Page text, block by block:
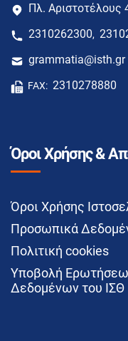
Πλ. Αριστοτέλους
2310262300,
grammatia@isth.gr
FAX: 2310278880
Όροι Χρήσης &
Όροι Χρήσης
Προσωπικά
Πολιτική cookies
Υποβολή
Δεδομένων του ΙΣΘ